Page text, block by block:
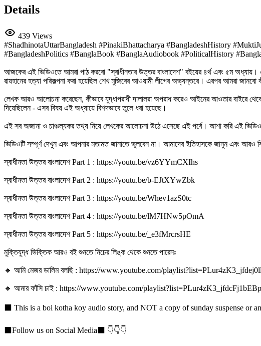
Details
439 Views
#ShadhinotaUttarBangladesh #PinakiBhattacharya #BangladeshHistory
#BangladeshPolitics #BanglaBook #BanglaAudiobook #PoliticalHistory
আজকের এই ভিডিওতে আমরা পাঠ করবো "স্বাধীনতার উত্তর বাংলাদেশ" বইয়ের ৪র্থ এবং ৫ম অধ্যায়।
রায়হানের হত্যা পরিকল্পনা করা হয়েছিল শেখ মুজিবের আওয়ামী লীগের অভ্যন্তরে। এরপর আমরা
লেখক আরও আলোচনা করেছেন, কীভাবে যুদ্ধাপরাধী দালালরা অপরাধ করেও আইনের আওতার বাইরে
দিয়েছিলেন - এসব বিষয় এই অধ্যায়ে বিশদভাবে তুলে ধরা হয়েছে।
এই সব অজানা ও চাঞ্চল্যকর তথ্য নিয়ে লেখকের আলোচনা উঠে এসেছে এই পর্বে। আশা করি এই
ভিডিওটি সম্পূর্ণ দেখুন এবং আপনার মতামত জানাতে ভুলবেন না। আমাদের ইতিহাসকে জানুন এবং আরও
স্বাধীনতা উত্তর বাংলাদেশ Part 1 : https://youtu.be/vz6YYmCXIhs
স্বাধীনতা উত্তর বাংলাদেশ Part 2 : https://youtu.be/b-EJtXYwZbk
স্বাধীনতা উত্তর বাংলাদেশ Part 3 : https://youtu.be/Whev1azS0tc
স্বাধীনতা উত্তর বাংলাদেশ Part 4 : https://youtu.be/lM7HNw5pOmA
স্বাধীনতা উত্তর বাংলাদেশ Part 5 : https://youtu.be/_e3fMrcrsHE
মুক্তিযুদ্ধ ভিক্তিক আরও বই শুনতে নিচের লিঙ্ক থেকে শুনতে পারেনঃ
🔹 আমি মেজর ডালিম বলছি : https://www.youtube.com/
🔹 আমার ফাঁসি চাই : https://www.youtube.com/
⬛ This is a boi kotha koy audio story, and NOT a copy of sunday suspense or
⬛Follow us on Social Media⬛ 👇👇👇